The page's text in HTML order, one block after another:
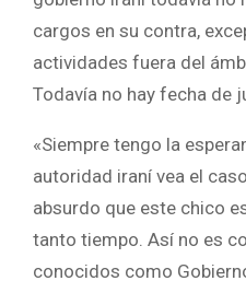
cargos en su contra,
actividades fuera del
Todavía no hay fecha de
«Siempre tengo la
autoridad iraní vea el
absurdo que este chico
tanto tiempo. Así no es
conocidos como